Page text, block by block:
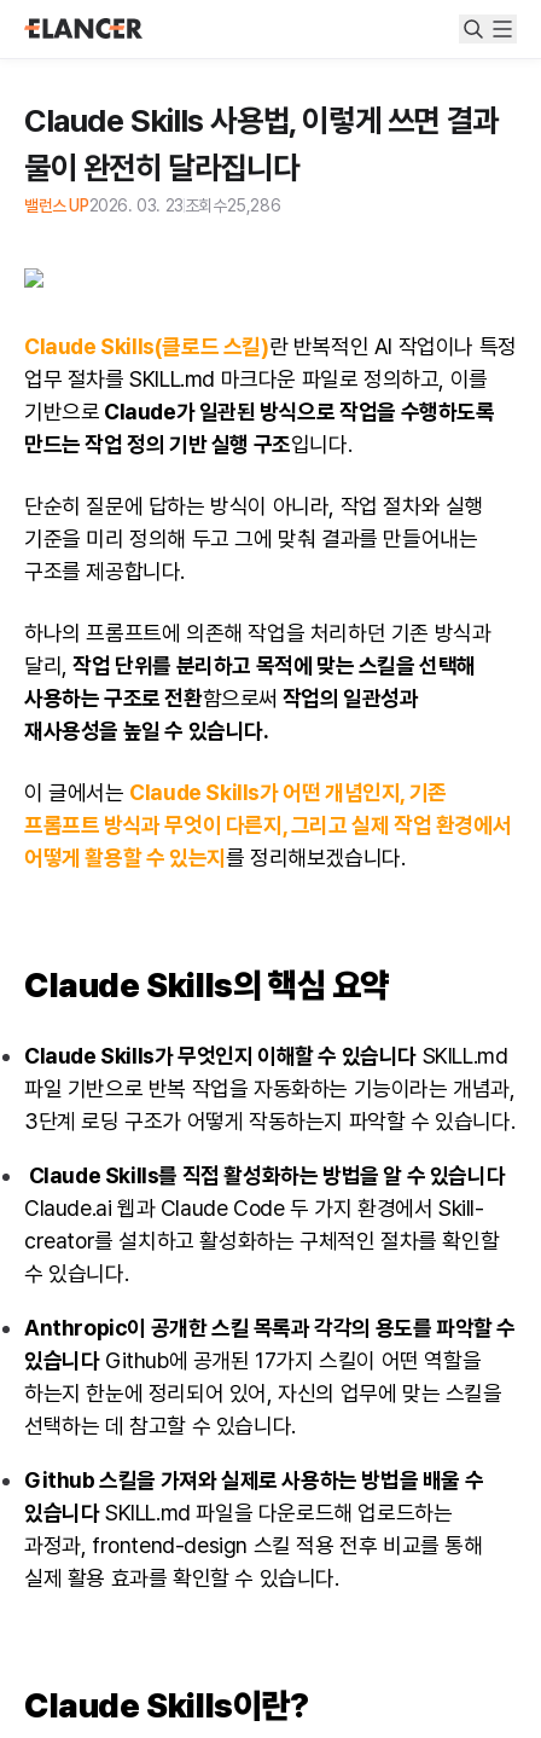
Claude Skills 사용법, 이렇게 쓰면 결과
물이 완전히 달라집니다
밸런스 UP2026. 03. 23조회수25,286
Claude Skills(클로드 스킬)란 반복적인 AI 작업이나 특정
업무 절차를 SKILL.md 마크다운 파일로 정의하고, 이를
기반으로 Claude가 일관된 방식으로 작업을 수행하도록
만드는 작업 정의 기반 실행 구조입니다.
단순히 질문에 답하는 방식이 아니라, 작업 절차와 실행
기준을 미리 정의해 두고 그에 맞춰 결과를 만들어내는
구조를 제공합니다.
하나의 프롬프트에 의존해 작업을 처리하던 기존 방식과
달리,작업 단위를 분리하고 목적에 맞는 스킬을 선택해
사용하는 구조로 전환함으로써 작업의 일관성과
재사용성을 높일 수 있습니다.
이 글에서는 Claude Skills가 어떤 개념인지, 기존
프롬프트 방식과 무엇이 다른지, 그리고 실제 작업 환경에서
어떻게 활용할 수 있는지 를 정리해보겠습니다.
Claude Skills의 핵심 요약
Claude Skills가 무엇인지 이해할 수 있습니다 SKILL.md
파일 기반으로 반복 작업을 자동화하는 기능이라는 개념과,
3단계 로딩 구조가 어떻게 작동하는지 파악할 수 있습니다.
Claude Skills를 직접 활성화하는 방법을 알 수 있습니다
Claude.ai 웹과 Claude Code 두 가지 환경에서 Skill-
creator를 설치하고 활성화하는 구체적인 절차를 확인할
수 있습니다.
Anthropic이 공개한 스킬 목록과 각각의 용도를 파악할 수
있습니다Github에 공개된 17가지 스킬이 어떤 역할을
하는지 한눈에 정리되어 있어, 자신의 업무에 맞는 스킬을
선택하는 데 참고할 수 있습니다.
Github 스킬을 가져와 실제로 사용하는 방법을 배울 수
있습니다SKILL.md 파일을 다운로드해 업로드하는
과정과, frontend-design 스킬 적용 전후 비교를 통해
실제 활용 효과를 확인할 수 있습니다.
Claude Skills이란?